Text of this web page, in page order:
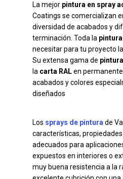
La mejor pintura en spray
Coatings se comercializan
diversidad de acabados y
terminación. Toda la
necesitar para tu proyecto
Su extensa gama de
la carta RALen
acabados y colores
diseñados
Los sprays de pinturade
características,
adecuados para
expuestos en interiores o
muy buena resistencia a la